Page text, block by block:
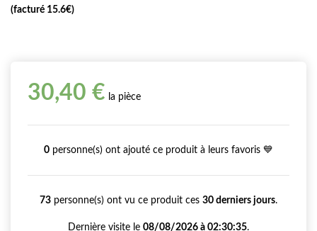
(facturé 15.6€)
30,40 € la pièce
0 personne(s) ont ajouté ce produit à leurs favoris 💙
73 personne(s) ont vu ce produit ces 30 derniers jours.
Dernière visite le 08/08/2026 à 02:30:35.